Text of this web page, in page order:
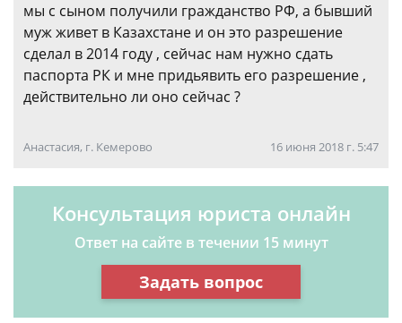
мы с сыном получили гражданство РФ, а бывший
муж живет в Казахстане и он это разрешение
сделал в 2014 году , сейчас нам нужно сдать
паспорта РК и мне придьявить его разрешение ,
действительно ли оно сейчас ?
Анастасия, г. Кемерово 16 июня 2018 г. 5:47
Консультация юриста онлайн
Ответ на сайте в течении 15 минут
Задать вопрос